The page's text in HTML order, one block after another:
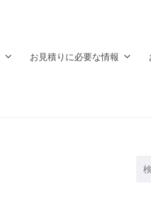
お見積りに必要な情報
検